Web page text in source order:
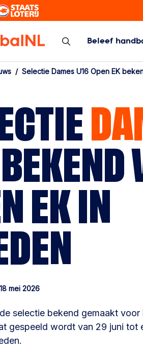
Beleef
Standen
Beach
Selectie Dames U16 Open EK
BEKEND
EK IN
mei 2026
selectie bekend gemaakt voor
gespeeld wordt van 29 juni tot